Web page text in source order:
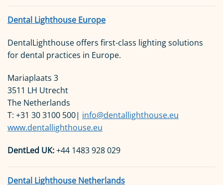
Dental Lighthouse Europe
DentalLighthouse offers first-class lighting solutions
for dental practices in Europe.
Mariaplaats 3
3511 LH Utrecht
The Netherlands
T: +31 30 3100 500| info@dentallighthouse.eu
www.dentallighthouse.eu
DentLed UK:+44 1483 928 029
Dental Lighthouse Netherlands